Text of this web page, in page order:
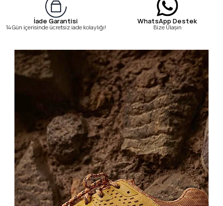
İade Garantisi
14 Gün içerisinde ücretsiz iade kolaylığı!
WhatsApp Destek
Bize Ulaşın